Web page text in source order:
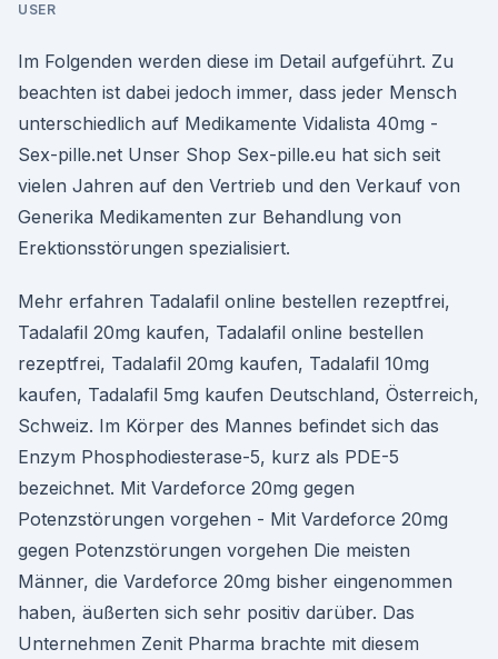
USER
Im Folgenden werden diese im Detail aufgeführt. Zu
beachten ist dabei jedoch immer, dass jeder Mensch
unterschiedlich auf Medikamente Vidalista 40mg -
Sex-pille.net Unser Shop Sex-pille.eu hat sich seit
vielen Jahren auf den Vertrieb und den Verkauf von
Generika Medikamenten zur Behandlung von
Erektionsstörungen spezialisiert.
Mehr erfahren Tadalafil online bestellen rezeptfrei,
Tadalafil 20mg kaufen, Tadalafil online bestellen
rezeptfrei, Tadalafil 20mg kaufen, Tadalafil 10mg
kaufen, Tadalafil 5mg kaufen Deutschland, Österreich,
Schweiz. Im Körper des Mannes befindet sich das
Enzym Phosphodiesterase-5, kurz als PDE-5
bezeichnet. Mit Vardeforce 20mg gegen
Potenzstörungen vorgehen - Mit Vardeforce 20mg
gegen Potenzstörungen vorgehen Die meisten
Männer, die Vardeforce 20mg bisher eingenommen
haben, äußerten sich sehr positiv darüber. Das
Unternehmen Zenit Pharma brachte mit diesem